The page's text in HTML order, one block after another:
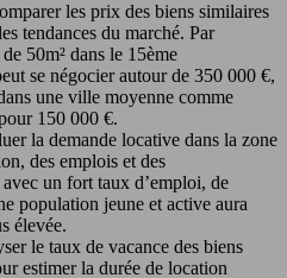
les prix des biens similaires
tendances du marché. Par
50m² dans le 15ème
se négocier autour de 350 000 €,
une ville moyenne comme
150 000 €.
la demande locative dans la zone
des emplois et des
un fort taux d’emploi, de
population jeune et active aura
élevée.
le taux de vacance des biens
estimer la durée de location